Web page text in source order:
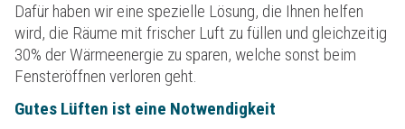
Dafür haben wir eine spezielle Lösung, die Ihnen helfen
wird, die Räume mit frischer Luft zu füllen und gleichzeitig
30% der Wärmeenergie zu sparen, welche sonst beim
Fensteröffnen verloren geht.
Gutes Lüften ist eine Notwendigkeit